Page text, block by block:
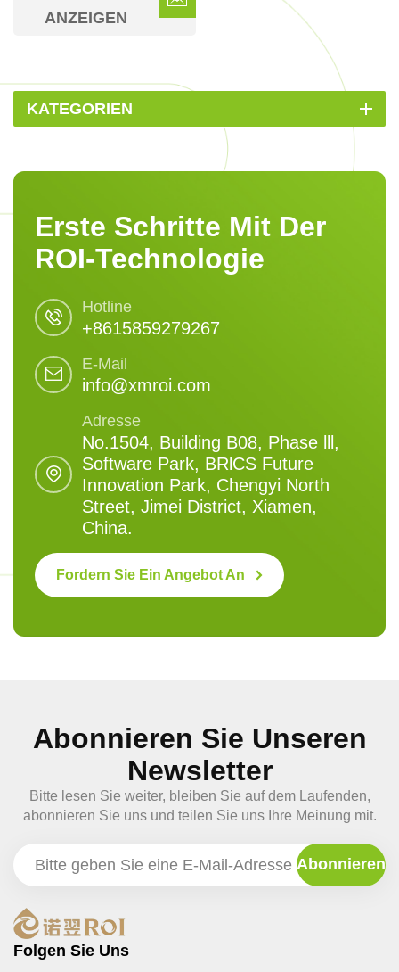
ANZEIGEN
KATEGORIEN
Erste Schritte Mit Der
ROI-Technologie
Hotline
+8615859279267
E-Mail
info@xmroi.com
Adresse
No.1504, Building B08, Phase lll,
Software Park, BRlCS Future
Innovation Park, Chengyi North
Street, Jimei District, Xiamen,
China.
Fordern Sie Ein Angebot An
Abonnieren Sie Unseren
Newsletter
Bitte lesen Sie weiter, bleiben Sie auf dem Laufenden,
abonnieren Sie uns und teilen Sie uns Ihre Meinung mit.
Folgen Sie Uns